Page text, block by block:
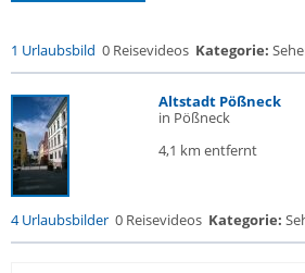
1 Urlaubsbild 0 Reisevideos Kategorie:
Altstadt Pößneck
in Pößneck
4,1 km entfernt
4 Urlaubsbilder 0 Reisevideos Kategorie: